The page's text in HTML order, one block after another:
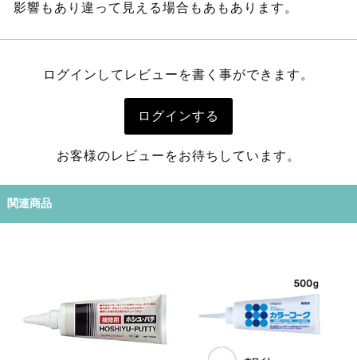
影響もあり違って見える場合もあもあります。
ログインしてレビューを書く事ができます。
ログインする
お客様のレビューをお待ちしています。
関連商品